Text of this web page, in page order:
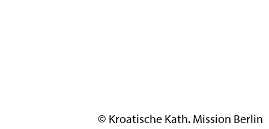
© Kroatische Kath. Mission Berlin